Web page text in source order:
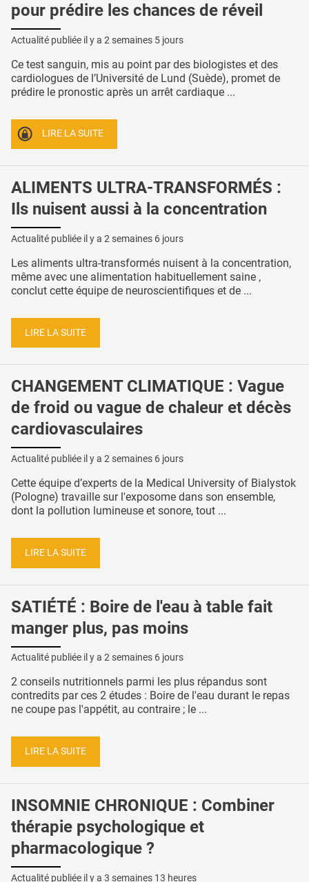
pour prédire les chances de réveil
Actualité publiée il y a 2 semaines 5 jours
Ce test sanguin, mis au point par des biologistes et des
cardiologues de l’Université de Lund (Suède), promet de
prédire le pronostic après un arrêt cardiaque ...
LIRE LA SUITE
ALIMENTS ULTRA-TRANSFORMÉS :
Ils nuisent aussi à la concentration
Actualité publiée il y a 2 semaines 6 jours
Les aliments ultra-transformés nuisent à la concentration,
même avec une alimentation habituellement saine ,
conclut cette équipe de neuroscientifiques et de ...
LIRE LA SUITE
CHANGEMENT CLIMATIQUE : Vague
de froid ou vague de chaleur et décès
cardiovasculaires
Actualité publiée il y a 2 semaines 6 jours
Cette équipe d’experts de la Medical University of Bialystok
(Pologne) travaille sur l'exposome dans son ensemble,
dont la pollution lumineuse et sonore, tout ...
LIRE LA SUITE
SATIÉTÉ : Boire de l'eau à table fait
manger plus, pas moins
Actualité publiée il y a 2 semaines 6 jours
2 conseils nutritionnels parmi les plus répandus sont
contredits par ces 2 études : Boire de l'eau durant le repas
ne coupe pas l'appétit, au contraire ; le ...
LIRE LA SUITE
INSOMNIE CHRONIQUE : Combiner
thérapie psychologique et
pharmacologique ?
Actualité publiée il y a 3 semaines 13 heures